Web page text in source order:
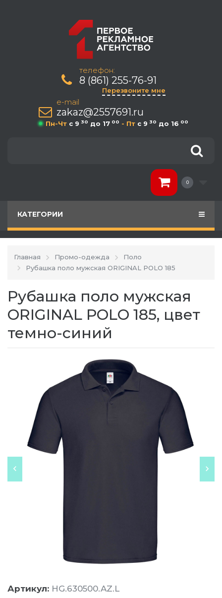
телефон:
8 (861) 255-76-91
Перезвоните мне
e-mail
zakaz@2557691.ru
Пн-Чт c 9 30 до 17 00 - Пт c 9 30 до 16 00
0
КАТЕГОРИИ
Главная Промо-одежда
Поло
Рубашка поло мужская ORIGINAL POLO 185
Рубашка поло мужская
ORIGINAL POLO 185, цвет
темно-синий
Артикул: HG.630500.AZ.L